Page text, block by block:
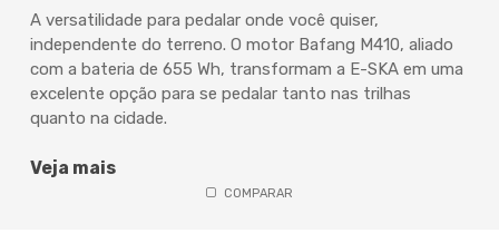
A versatilidade para pedalar onde você quiser,
independente do terreno. O motor Bafang M410, aliado
com a bateria de 655 Wh, transformam a E-SKA em uma
excelente opção para se pedalar tanto nas trilhas
quanto na cidade.
Veja mais
COMPARAR